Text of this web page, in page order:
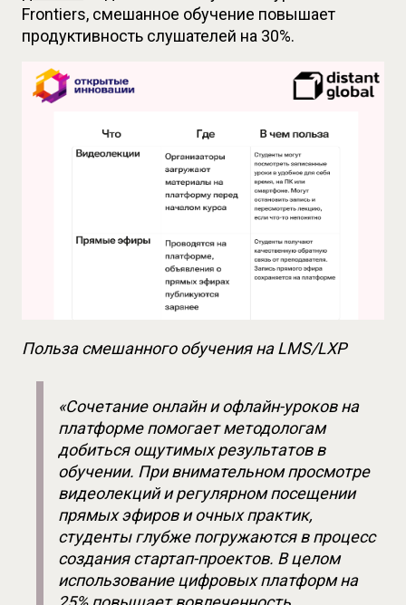
Frontiers, смешанное обучение повышает
продуктивность слушателей на 30%.
Польза смешанного обучения на LMS/LXP
«Сочетание онлайн и офлайн-уроков на
платформе помогает методологам
добиться ощутимых результатов в
обучении. При внимательном просмотре
видеолекций и регулярном посещении
прямых эфиров и очных практик,
студенты глубже погружаются в процесс
создания стартап-проектов. В целом
использование цифровых платформ на